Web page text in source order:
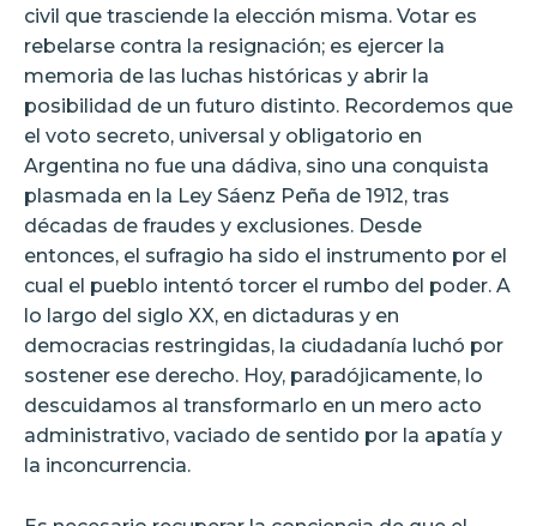
civil que trasciende la elección misma. Votar es
rebelarse contra la resignación; es ejercer la
memoria de las luchas históricas y abrir la
posibilidad de un futuro distinto. Recordemos que
el voto secreto, universal y obligatorio en
Argentina no fue una dádiva, sino una conquista
plasmada en la Ley Sáenz Peña de 1912, tras
décadas de fraudes y exclusiones. Desde
entonces, el sufragio ha sido el instrumento por el
cual el pueblo intentó torcer el rumbo del poder. A
lo largo del siglo XX, en dictaduras y en
democracias restringidas, la ciudadanía luchó por
sostener ese derecho. Hoy, paradójicamente, lo
descuidamos al transformarlo en un mero acto
administrativo, vaciado de sentido por la apatía y
la inconcurrencia.